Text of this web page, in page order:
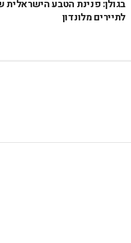
בגולן: פנינת הטבע
לתיירים מלונדון